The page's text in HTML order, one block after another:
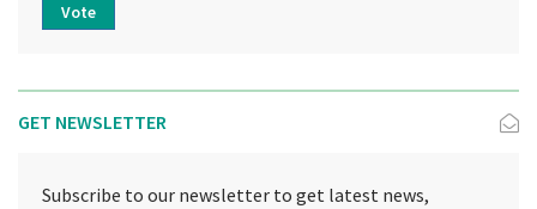
Vote
GET NEWSLETTER
Subscribe to our newsletter to get latest news,